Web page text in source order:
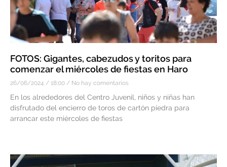
FOTOS: Gigantes, cabezudos y toritos para
comenzar el miércoles de fiestas en Haro
26/06/2024 18:00 No hay comentarios
En los alrededores del Centro Juvenil, niños y niñas han
disfrutado del encierro de toros de cartón piedra para
arrancar este miércoles de fiestas